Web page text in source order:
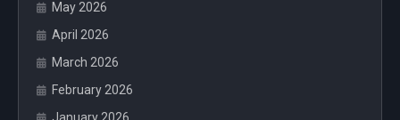
May 2026
April 2026
March 2026
February 2026